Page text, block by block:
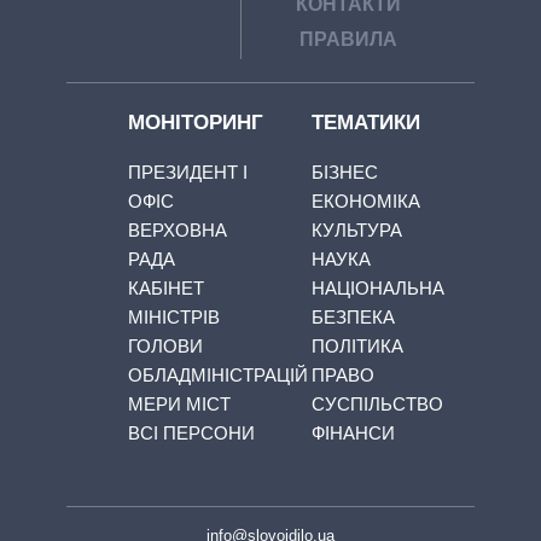
КОНТАКТИ
ПРАВИЛА
МОНІТОРИНГ
ПРЕЗИДЕНТ І
ОФІС
ВЕРХОВНА
РАДА
КАБІНЕТ
МІНІСТРІВ
ГОЛОВИ
ОБЛАДМІНІСТРАЦІЙ
МЕРИ МІСТ
ВСІ ПЕРСОНИ
ТЕМАТИКИ
БІЗНЕС
ЕКОНОМІКА
КУЛЬТУРА
НАУКА
НАЦІОНАЛЬНА
БЕЗПЕКА
ПОЛІТИКА
ПРАВО
СУСПІЛЬСТВО
ФІНАНСИ
info@slovoidilo.ua